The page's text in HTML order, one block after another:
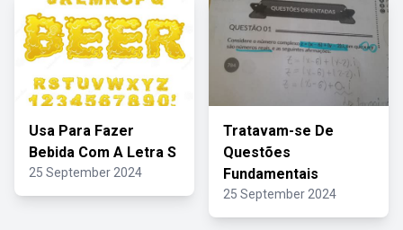
Usa Para Fazer
Bebida Com A Letra S
25 September 2024
Tratavam-se De
Questões
Fundamentais
25 September 2024